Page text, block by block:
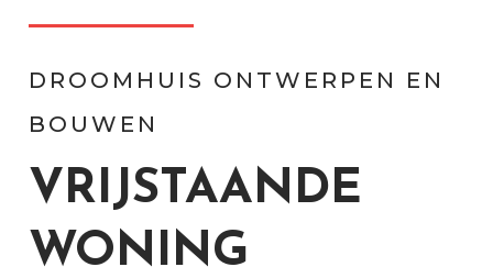
DROOMHUIS ONTWERPEN EN
BOUWEN
VRIJSTAANDE
WONING